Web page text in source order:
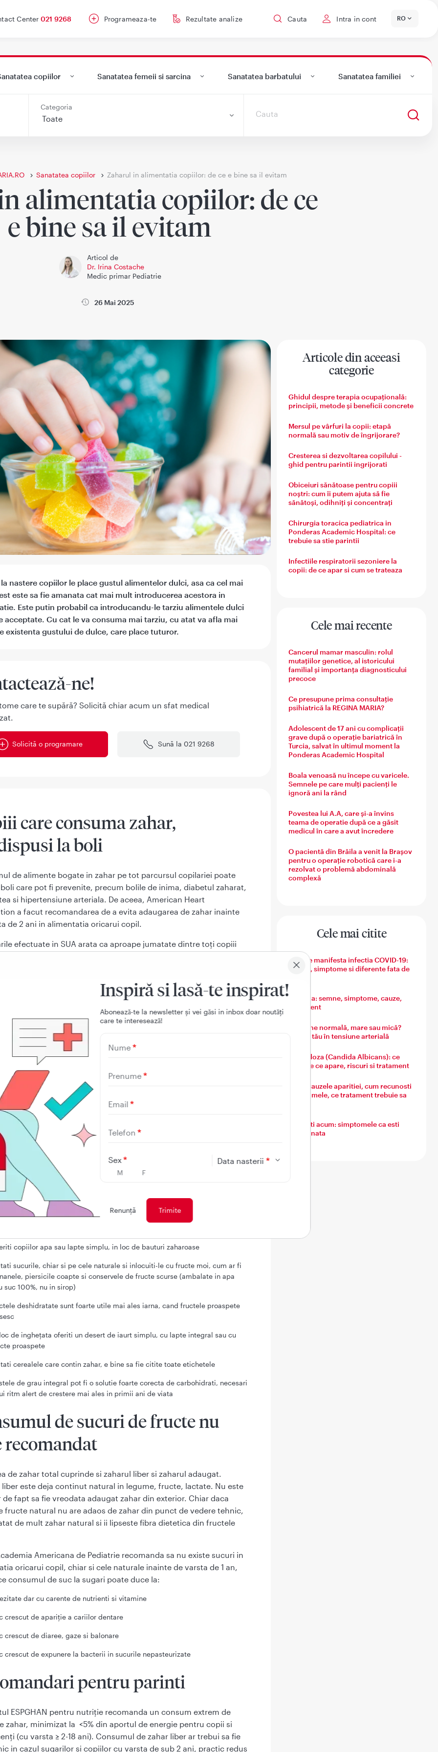
Center 021 9268 Programeaza-te Rezultate analize Cauta Intra in cont RO
copiilor Sanatatea femeii si sarcina Sanatatea barbatului Sanatatea familiei
Categoria
Sanatatea copiilor Zaharul in alimentatia copiilor: de ce e bine sa il evitam
alimentatia copiilor: de ce
e bine sa il evitam
Articol de
Dr. Irina Costache
Medic primar Pediatrie
26 Mai 2025
Wikimedica Sanatatea copiilor Sanatatea femeii si sarcina Sanatatea barbatului Sanatatea familiei
nastere copiilor le place gustul alimentelor dulci, asa ca cel mai
este sa fie amanata cat mai mult introducerea acestora in
Este putin probabil ca introducandu-le tarziu alimentele dulci
acceptate. Cu cat le va consuma mai tarziu, cu atat va afla mai
existenta gustului de dulce, care place tuturor.
ne!
care te supără? Solicită chiar acum un sfat medical
Solicită o programare Sună la 021 9268
care consuma zahar,
la boli
de alimente bogate in zahar pe tot parcursul copilariei poate
care pot fi prevenite, precum bolile de inima, diabetul zaharat,
si hipertensiune arteriala. De aceea, American Heart
a facut recomandarea de a evita adaugarea de zahar inainte
de 2 ani in alimentatia oricarui copil.
efectuate in SUA arata ca aproape jumatate dintre toți copiii
dulciurilor atat de devreme poate modela preferințele
copilului. Orice indulcitor este tot un zahar, inlocuirea zaharului
care e bine sa nu stie cat mai multa vreme, chiar daca aparenta
„mai sanatos”. Daca bauturile si alimentele dulci sunt disponibile
indiferent de sursa dulcelui, acesta va prefera sa le manance
mai ramane spațiu in stomacul mic pentru alimentele nutritive pe
sa le consume.
alimentara face foarte dificila gasirea alimentelor care nu sunt
adaos de zahar. Chiar si in alimentele care sunt considerate
cum ar fi painea integrala, au adaugat putin zahar, de aceea,
de important sa fie evitate alimentele si bauturile care conțin
de zahar la copii poate fi
zahar la copilul de peste 2 ani poate fi limitat prin inlocuirea
copiilor apa sau lapte simplu, in loc de bauturi zaharoase
sucurile, chiar si pe cele naturale si inlocuiti-le cu fructe moi, cum ar fi
piersicile coapte si conservele de fructe scurse (ambalate in apa
suc 100%, nu in sirop)
deshidratate sunt foarte utile mai ales iarna, cand fructele proaspete
de inghețata oferiti un desert de iaurt simplu, cu lapte integral sau cu
proaspete
cerealele care contin zahar, e bine sa fie citite toate etichetele
de grau integral pot fi o solutie foarte corecta de carbohidrati, necesari
ritm alert de crestere mai ales in primii ani de viata
de sucuri de fructe nu
recomandat
de zahar total cuprinde si zaharul liber si zaharul adaugat.
liber este deja continut natural in legume, fructe, lactate. Nu este
de fapt sa fie vreodata adaugat zahar din exterior. Chiar daca
fructe natural nu are adaos de zahar din punct de vedere tehnic,
de mult zahar natural si ii lipseste fibra dietetica din fructele
Americana de Pediatrie recomanda sa nu existe sucuri in
oricarui copil, chiar si cele naturale inainte de varsta de 1 an,
consumul de suc la sugari poate duce la:
dar cu carente de nutrienti si vitamine
crescut de apariție a cariilor dentare
crescut de diaree, gaze si balonare
crescut de expunere la bacterii in sucurile nepasteurizate
pentru parinti
ESPGHAN pentru nutriție recomanda un consum extrem de
zahar, minimizat la <5% din aportul de energie pentru copii si
(cu varsta ≥ 2-18 ani). Consumul de zahar liber ar trebui sa fie
in cazul sugarilor si copiilor cu varsta de sub 2 ani, practic redus
Inspiră si lasă-te inspirat!
Aboneazǎ-te la newsletter și vei gǎsi in inbox doar noutǎți
care te intereseazǎ!
Nume
Prenume
Email
Telefon
Sex
M F
Data nasterii
Renunţă
Articole din aceeasi
categorie
Ghidul despre terapia ocupațională:
principii, metode și beneficii concrete
Mersul pe vârfuri la copii: etapă
normală sau motiv de îngrijorare?
Cresterea si dezvoltarea copilului -
ghid pentru parintii ingrijorati
Obiceiuri sănătoase pentru copiii
noștri: cum îi putem ajuta să fie
sănătoși, odihniți și concentrați
Chirurgia toracica pediatrica in
Ponderas Academic Hospital: ce
trebuie sa stie parintii
Infectiile respiratorii sezoniere la
copii: de ce apar si cum se trateaza
Cele mai recente
Cancerul mamar masculin: rolul
mutațiilor genetice, al istoricului
familial și importanța diagnosticului
precoce
Ce presupune prima consultație
psihiatrică la REGINA MARIA?
Adolescent de 17 ani cu complicații
grave după o operație bariatrică în
Turcia, salvat în ultimul moment la
Ponderas Academic Hospital
Boala venoasă nu începe cu varicele.
Semnele pe care mulți pacienți le
ignoră ani la rând
Povestea lui A.A, care și-a învins
teama de operatie după ce a găsit
medicul în care a avut încredere
O pacientă din Brăila a venit la Brașov
pentru o operație robotică care i-a
rezolvat o problemă abdominală
complexă
Cele mai citite
Cum se manifesta infectia COVID-19:
semne, simptome si diferente fata de
Varicela: semne, simptome, cauze,
tratament
Tensiune normală, mare sau mică?
Ghidul tău în tensiune arterială
Candidoza (Candida Albicans): ce
este, de ce apare, riscuri si tratament
Guta: cauzele aparitiei, cum recunosti
simptomele, ce tratament trebuie sa
Ce simti acum: simptomele ca esti
insarcinata